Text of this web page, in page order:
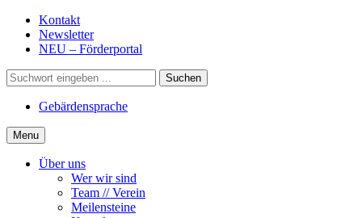
Gehe
zum
Inhalt
Kontakt
Newsletter
NEU – Förderportal
Suche
Gebärdensprache
Menu
Über uns
Wer wir sind
Team // Verein
Meilensteine